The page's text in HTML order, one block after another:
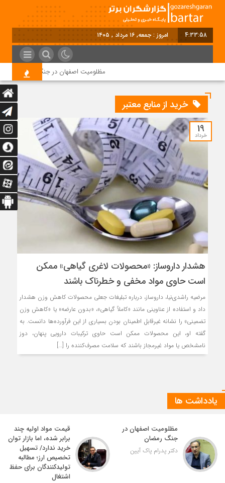
4:33:59 امروز : جمعه, ۱۶ مرداد , ۱۴۰۵
مظلومیت اصفهان در جنگ رمضان
خرید از منابع معتبر
19
خرداد
هشدار داروساز: «محصولات لاغری گیاهی» ممکن
است حاوی مواد مخفی و خطرناک باشند
مرضیه راشدی‌نیا، داروساز، درباره تبلیغات جعلی محصولات کاهش وزن هشدار
داد و استفاده از عناوینی مانند «کاملاً گیاهی»، «بدون عارضه» یا «کاهش وزن
تضمینی» را نشانه غیرقابل اطمینان بودن بسیاری از این فرآورده‌ها دانست. به
گفته او، این محصولات ممکن است حاوی ترکیبات دارویی پنهان، دوز
نامشخص یا مواد غیرمجاز باشند که سلامت مصرف‌کننده را […]
یادداشت ها
مظلومیت اصفهان در
جنگ رمضان
دکتر پدرام پاک آیین
قیمت مواد اولیه چند
برابر شده، اما بازار توان
خرید ندارد/ تسهیل
تخصیص ارز؛ مطالبه
تولیدکنندگان برای حفظ
اشتغال